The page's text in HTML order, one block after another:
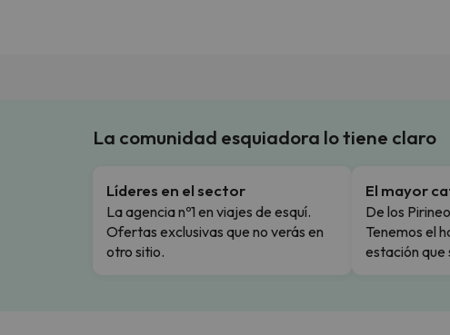
La comunidad esquiadora lo tiene claro
Líderes en el sector
La agencia nº1 en viajes de esquí.
Ofertas exclusivas que no verás en
otro sitio.
El mayor
De los
Tenemos el
estación que